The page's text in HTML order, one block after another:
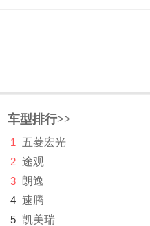
车型排行>>
1 五菱宏光
2 途观
3 朗逸
4 速腾
5 凯美瑞